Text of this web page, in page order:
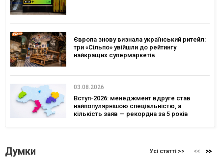
Європа знову визнала український ритейл:
три «Сільпо» увійшли до рейтингу
найкращих супермаркетів
03.08.2026
Вступ-2026: менеджмент вдруге став
найпопулярнішою спеціальністю, а
кількість заяв — рекордна за 5 років
Думки Усі статті >>